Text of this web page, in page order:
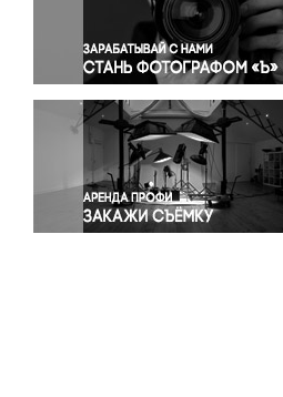
Правосудие
Происшествия и конфликты
Религия
Светская жизнь
Спорт
Экология
Экономика и бизнес